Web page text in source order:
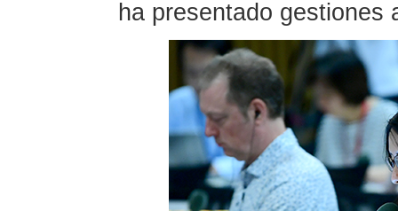
ha presentado gestiones